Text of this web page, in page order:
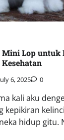
Lop untuk
6, 2025 0
kali aku
kepikiran
hidup gitu.